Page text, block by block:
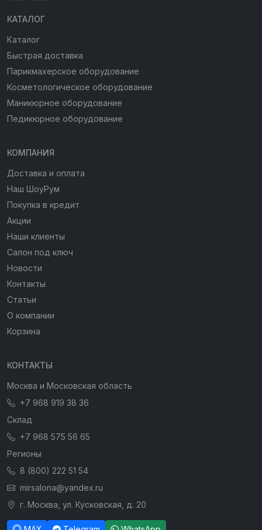
КАТАЛОГ
Каталог
Быстрая доставка
Парикмахерское оборудование
Косметологическое оборудование
Маникюрное оборудование
Педикюрное оборудование
КОМПАНИЯ
Доставка и оплата
Наш ШоуРум
Покупка в кредит
Акции
Наши клиенты
Салон под ключ
Новости
Контакты
Статьи
О компании
Корзина
КОНТАКТЫ
Москва и Московская область
+7 968 919 38 36
Склад
+7 968 575 56 65
Регионы
8 (800) 222 51 54
mirsalona@yandex.ru
г. Москва, ул. Кусковская, д. 20